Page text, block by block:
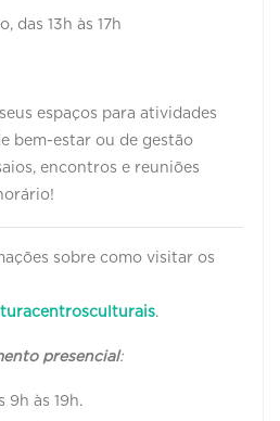
das 13h às 17h
espaços para atividades
bem-estar ou de gestão
encontros e reuniões
sobre como visitar os
.
presencial:
9h às 19h.